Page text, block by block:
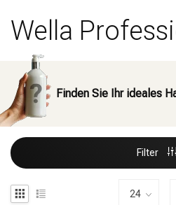
Marken
Wella
Finden Sie Ihr ideales
Filter